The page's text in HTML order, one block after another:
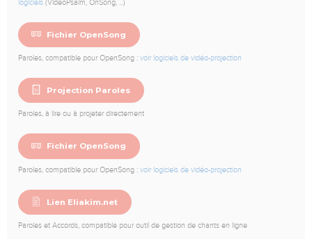
logiciels (VideoPsalm, OnSong, ...)
Fichier OpenSong
Paroles, compatible pour OpenSong : voir logiciels de vidéo-projection
Projection Paroles
Paroles, à lire ou à projeter directement
Fichier OpenSong
Paroles, compatible pour OpenSong : voir logiciels de vidéo-projection
Lien Eliakim.net
Paroles et Accords, compatible pour outil de gestion de chants en ligne